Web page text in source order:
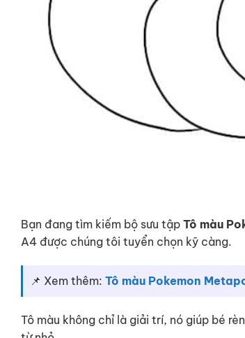
Bạn đang tìm kiếm bộ sưu tập Tô màu
A4 được chúng tôi tuyển chọn kỹ càng.
📌 Xem thêm: Tô màu Pokemon
Tô màu không chỉ là giải trí, nó giúp bé